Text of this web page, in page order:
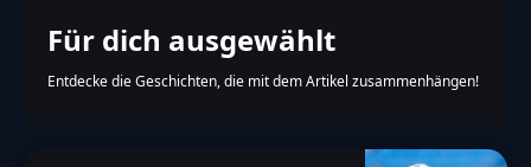
Für dich ausgewählt
Entdecke die Geschichten, die mit dem Artikel zusammenhängen!